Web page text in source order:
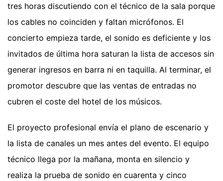
tres horas discutiendo con el técnico de la sala porque
los cables no coinciden y faltan micrófonos. El
concierto empieza tarde, el sonido es deficiente y los
invitados de última hora saturan la lista de accesos sin
generar ingresos en barra ni en taquilla. Al terminar, el
promotor descubre que las ventas de entradas no
cubren el coste del hotel de los músicos.
El proyecto profesional envía el plano de escenario y
la lista de canales un mes antes del evento. El equipo
técnico llega por la mañana, monta en silencio y
realiza la prueba de sonido en cuarenta y cinco